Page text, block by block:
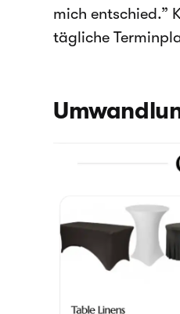
mich entschied.”
tägliche